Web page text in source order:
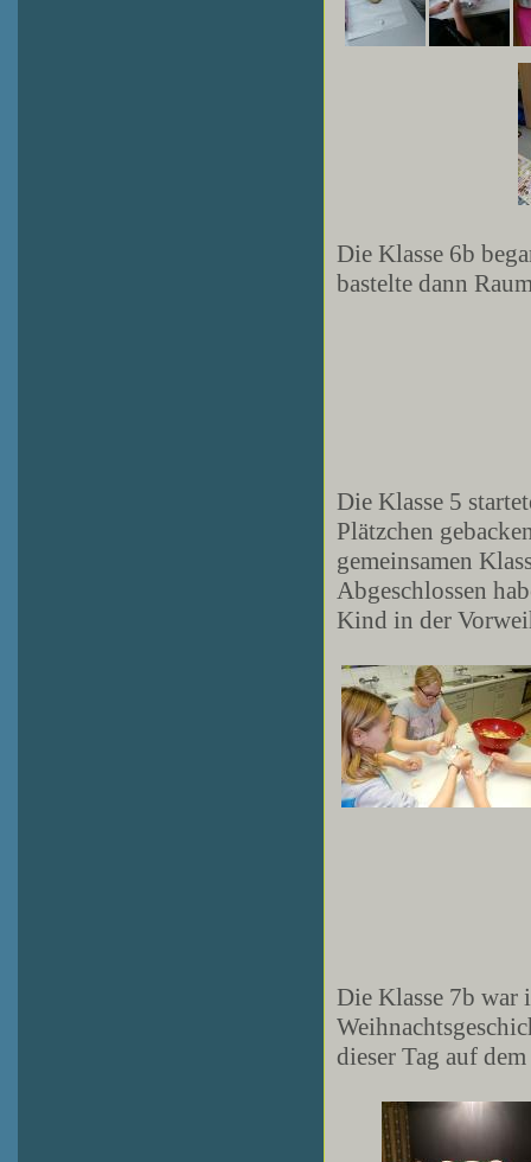
Die Klasse 6b
bastelte dann
Die Klasse 5
Plätzchen
gemeinsamen
Abgeschlossen
Kind in der
Die Klasse 7b war
dieser Tag auf